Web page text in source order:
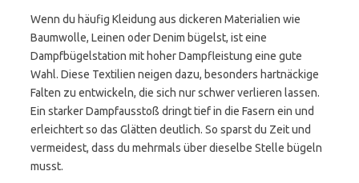
Wenn du häufig Kleidung aus dickeren Materialien wie
Baumwolle, Leinen oder Denim bügelst, ist eine
Dampfbügelstation mit hoher Dampfleistung eine gute
Wahl. Diese Textilien neigen dazu, besonders hartnäckige
Falten zu entwickeln, die sich nur schwer verlieren lassen.
Ein starker Dampfausstoß dringt tief in die Fasern ein und
erleichtert so das Glätten deutlich. So sparst du Zeit und
vermeidest, dass du mehrmals über dieselbe Stelle bügeln
musst.